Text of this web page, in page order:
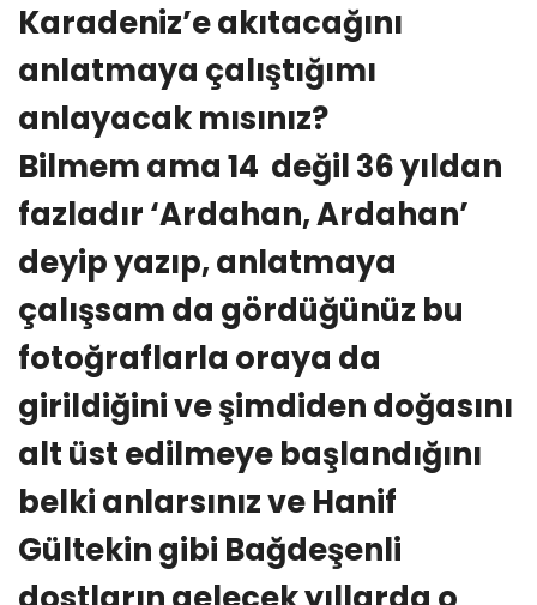
Karadeniz’e akıtacağını
anlatmaya çalıştığımı
anlayacak mısınız?
Bilmem ama 14 değil 36 yıldan
fazladır ‘Ardahan, Ardahan’
deyip yazıp, anlatmaya
çalışsam da gördüğünüz bu
fotoğraflarla oraya da
girildiğini ve şimdiden doğasını
alt üst edilmeye başlandığını
belki anlarsınız ve Hanif
Gültekin gibi Bağdeşenli